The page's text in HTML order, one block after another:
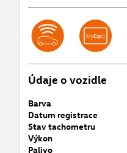
Údaje o vozidle
Barva
Datum registrace
Stav tachometru
Výkon
Palivo